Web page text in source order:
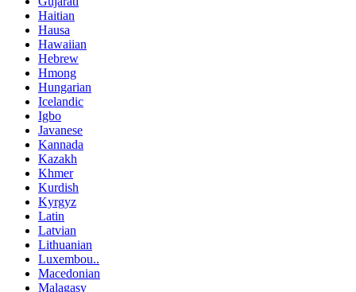
Haitian
Hausa
Hawaiian
Hebrew
Hmong
Hungarian
Icelandic
Igbo
Javanese
Kannada
Kazakh
Khmer
Kurdish
Kyrgyz
Latin
Latvian
Lithuanian
Luxembou..
Macedonian
Malagasy